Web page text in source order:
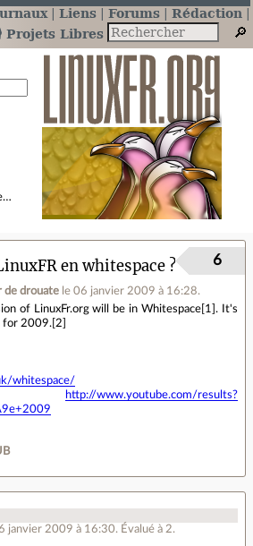
Liens Forums
Rédaction
Projets Libres
en whitespace ?
de drouate le 06 janvier 2009 à 16:28.
6
of LinuxFr.org will be in Whitespace[1]. It's
for 2009.[2]
whitespace/
http://www.youtube.com/results?
janvier 2009 à 16:30. Évalué à 2.